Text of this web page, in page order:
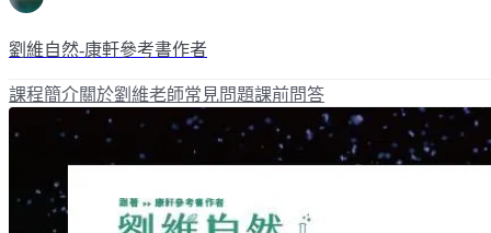
劉維自然-康軒參考書作者
課程簡介關於劉維老師常見問題課前問答